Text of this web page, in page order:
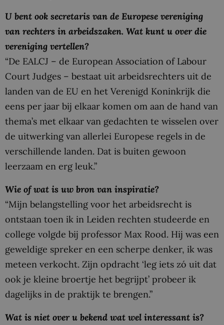
U bent ook secretaris van de Europese vereniging
van rechters in arbeidszaken. Wat kunt u over die
vereniging vertellen?
“De EALCJ – de European Association of Labour
Court Judges – bestaat uit arbeidsrechters uit de
landen van de EU en het Verenigd Koninkrijk die
eens per jaar bij elkaar komen om aan de hand van
thema’s met elkaar van gedachten te wisselen over
de uitwerking van allerlei Europese regels in de
verschillende landen. Dat is buiten gewoon
leerzaam en erg leuk.”
Wie of wat is uw bron van inspiratie?
“Mijn belangstelling voor het arbeidsrecht is
ontstaan toen ik in Leiden rechten studeerde en
college volgde bij professor Max Rood. Hij was een
geweldige spreker en een scherpe denker, ik was
meteen verkocht. Zijn opdracht ‘leg iets zó uit dat
ook je kleine broertje het begrijpt’ probeer ik
dagelijks in de praktijk te brengen.”
Wat is niet over u bekend wat wel interessant is?